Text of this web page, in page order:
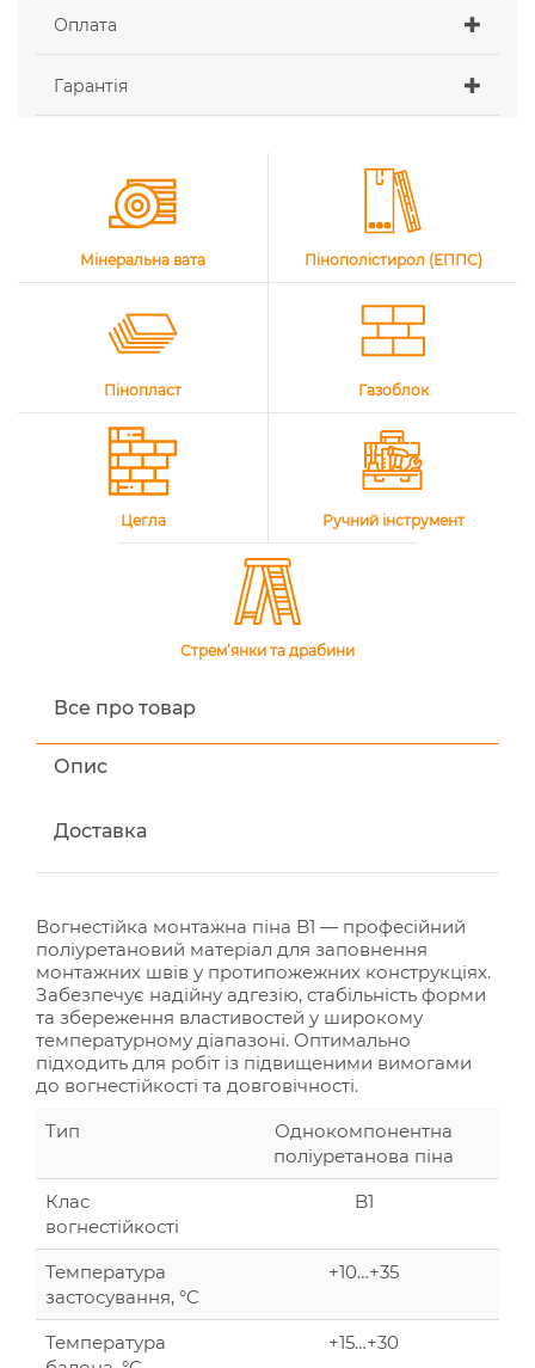
Оплата
Гарантія
Мінеральна вата Пінополістирол (ЕППС)
Пінопласт Газоблок
Цегла Ручний інструмент
Стрем’янки та драбини
Все про товар
Опис
Доставка
Вогнестійка монтажна піна B1 — професійний
поліуретановий матеріал для заповнення
монтажних швів у протипожежних конструкціях.
Забезпечує надійну адгезію, стабільність форми
та збереження властивостей у широкому
температурному діапазоні. Оптимально
підходить для робіт із підвищеними вимогами
до вогнестійкості та довговічності.
Тип
Однокомпонентна
поліуретанова піна
Клас
вогнестійкості
B1
Температура
застосування, °C
+10…+35
Температура
+15…+30